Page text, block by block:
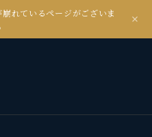
れているページがございま